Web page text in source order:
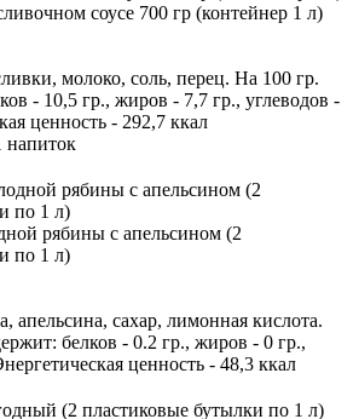
соусе 700 гр (контейнер 1 л)
молоко, соль, перец. На 100 гр.
- 10,5 гр., жиров - 7,7 гр., углеводов -
ценность - 292,7 ккал
напиток
рябины с апельсином (2
по 1 л)
апельсина, сахар, лимонная кислота.
белков - 0.2 гр., жиров - 0 гр.,
ценность - 48,3 ккал